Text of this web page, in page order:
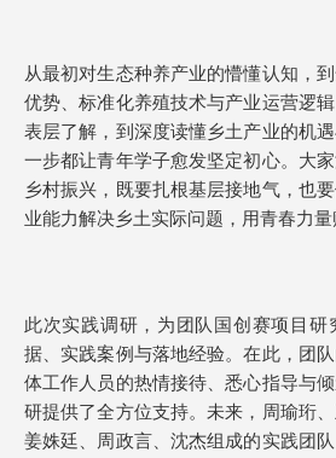
从最初对生态种养产业的懵懂认知，
优势、标准化养殖技术与产业运营逻
表层了解，到深度读懂乡土产业的机
一步都让青年学子愈发坚定初心。大
乡村振兴，既要扎根基层接地气，也
业能力解决乡土实际问题，用青春力量
此次实践调研，为团队国创赛项目研
据、实践案例与落地经验。在此，团
体工作人员的热情接待、悉心指导与
研提供了全方位支持。未来，周瑜珩、
姜姝廷、周政言、沈杰组成的实践团